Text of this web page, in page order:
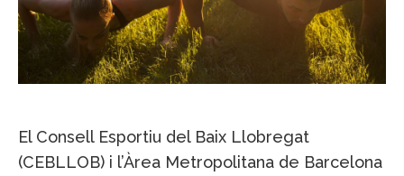
El Consell Esportiu del Baix Llobregat
(CEBLLOB) i l’Àrea Metropolitana de Barcelona